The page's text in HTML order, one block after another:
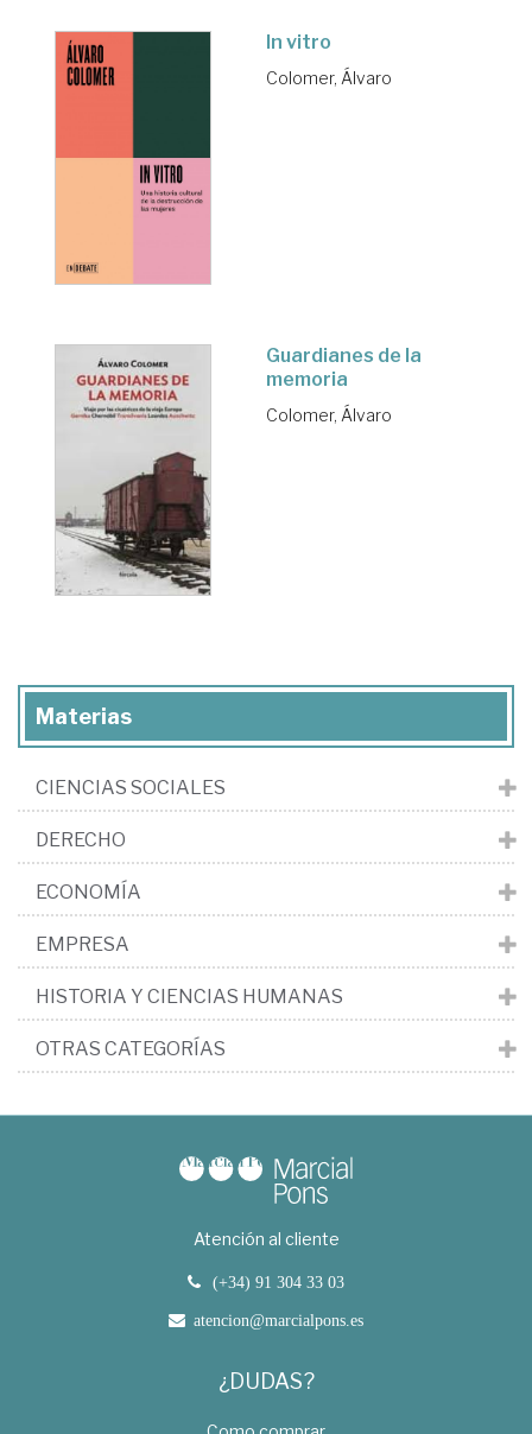
In vitro
Colomer, Álvaro
Guardianes de la
memoria
Colomer, Álvaro
Materias
CIENCIAS SOCIALES
DERECHO
ECONOMÍA
EMPRESA
HISTORIA Y CIENCIAS HUMANAS
OTRAS CATEGORÍAS
Atención al cliente
(+34) 91 304 33 03
atencion@marcialpons.es
¿DUDAS?